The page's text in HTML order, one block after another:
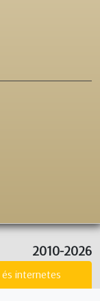
2026
internetes